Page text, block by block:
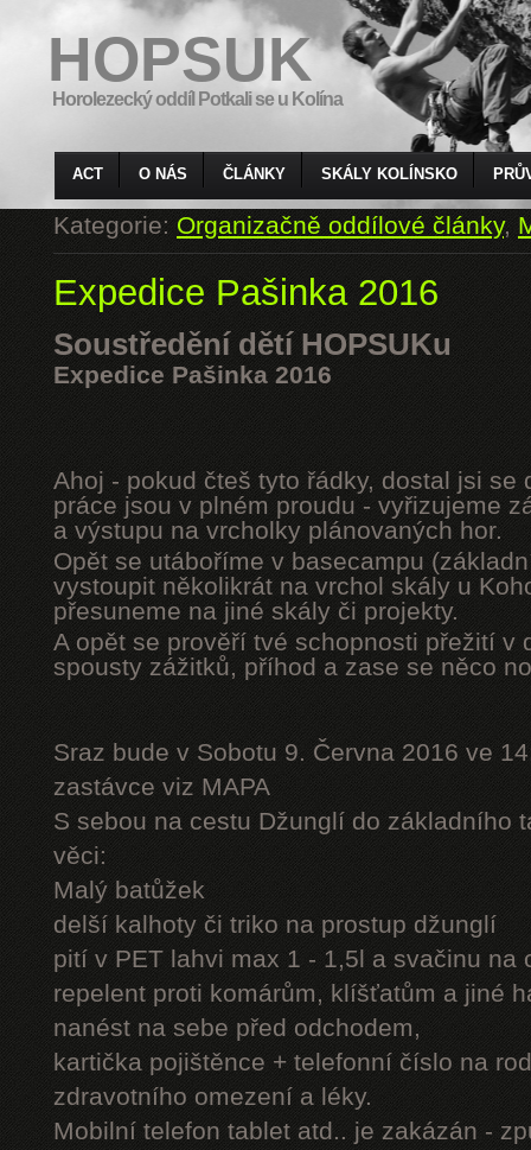
HOPSUK
Horolezecký oddíl Potkali se u Kolína
ACT O NÁS ČLÁNKY SKÁLY KOLÍNSKO
Kategorie:Organizačně oddílové články,
Expedice Pašinka 2016
Soustředění dětí HOPSUKu
Expedice Pašinka 2016
Ahoj - pokud čteš tyto řádky, dostal jsi se
práce jsou v plném proudu - vyřizujeme
a výstupu na vrcholky plánovaných hor.
Opět se utáboříme v basecampu
vystoupit několikrát na vrchol skály u
přesuneme na jiné skály či projekty.
A opět se prověří tvé schopnosti přežití v
spousty zážitků, příhod a zase se něco
Sraz bude v Sobotu 9. Června 2016 ve
zastávce viz MAPA
S sebou na cestu Džunglí do základního
věci:
Malý batůžek
delší kalhoty či triko na prostup džunglí
pití v PET lahvi max 1 - 1,5l a svačinu na
repelent proti komárům, klíšťatům a jiné
nanést na sebe před odchodem,
kartička pojištěnce + telefonní číslo na
zdravotního omezení a léky.
Mobilní telefon tablet atd.. je zakázán -